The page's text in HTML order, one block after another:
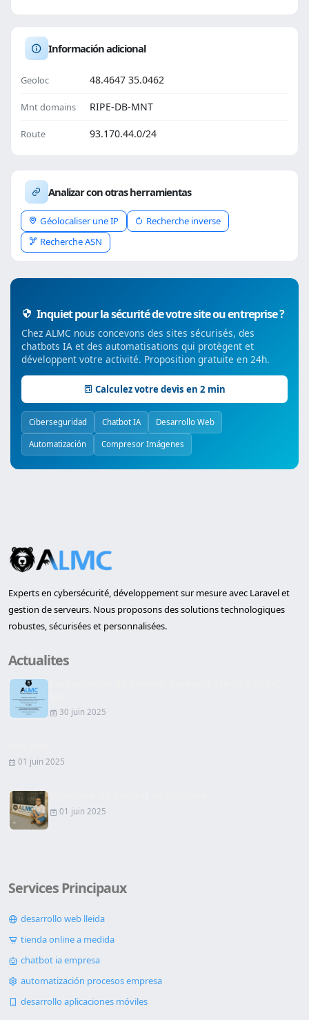
Información adicional
Geoloc 48.4647 35.0462
Mnt domains RIPE-DB-MNT
Route 93.170.44.0/24
Analizar con otras herramientas
Géolocaliser une IP
Recherche inverse
Recherche ASN
Inquiet pour la sécurité de votre site ou entreprise ?
Chez ALMC nous concevons des sites sécurisés, des
chatbots IA et des automatisations qui protègent et
développent votre activité. Proposition gratuite en 24h.
Calculez votre devis en 2 min
Ciberseguridad Chatbot IA Desarrollo Web
Automatización Compresor Imágenes
Experts en cybersécurité, développement sur mesure avec Laravel et
gestion de serveurs. Nous proposons des solutions technologiques
robustes, sécurisées et personnalisées.
Actualites
30 juin 2025
01 juin 2025
01 juin 2025
Services Principaux
desarrollo web lleida
tienda online a medida
chatbot ia empresa
automatización procesos empresa
desarrollo aplicaciones móviles